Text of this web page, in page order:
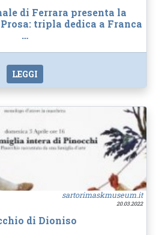
di Ferrara presenta la
tripla dedica a Franca
…
LEGGI
sartorimaskmuseum.it
20.03.2022
di Dioniso